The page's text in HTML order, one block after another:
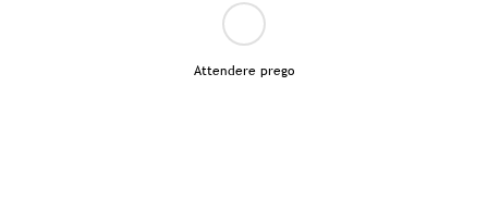
Attendere prego